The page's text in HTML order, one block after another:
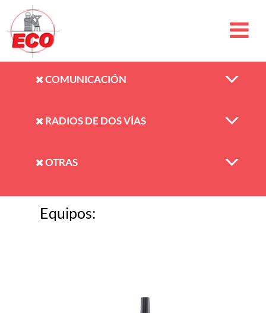
COMUNICACIÓN
RADIOS DE DOS VÍAS
OTRAS
Equipos: